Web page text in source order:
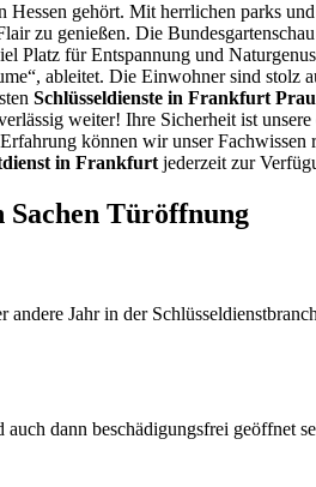
gehört. Mit herrlichen parks
zu genießen. Die
Platz für Entspannung und
ableitet. Die Einwohner sind stolz
Schlüsseldienste in Frankfurt
weiter! Ihre Sicherheit ist
können wir unser Fachwissen
in Frankfurt jederzeit zur
Sachen Türöffnung
Jahr in der
dann beschädigungsfrei geöffnet